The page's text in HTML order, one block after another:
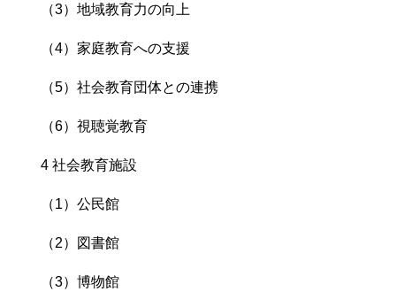
（3）地域教育力の向上
（4）家庭教育への支援
（5）社会教育団体との連携
（6）視聴覚教育
4 社会教育施設
（1）公民館
（2）図書館
（3）博物館